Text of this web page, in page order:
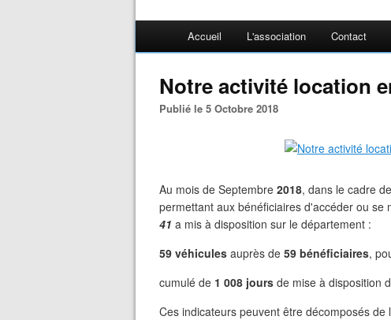
Accueil L'association Contact
Notre activité location
Publié le 5 Octobre 2018
Au mois de Septembre 2018, dans le cadre
permettant aux bénéficiaires d'accéder ou se
41 a mis à disposition sur le département :
59 véhicules auprès de 59 bénéficiaires,
cumulé de 1 008 jours de mise à disposition
Ces indicateurs peuvent être décomposés de